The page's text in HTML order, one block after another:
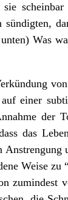
Was
einer
der
das
Weise
zumindest